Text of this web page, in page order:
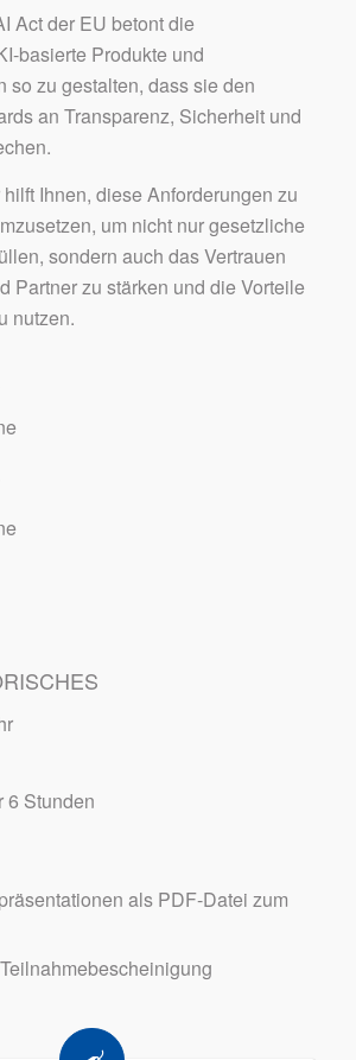
Act der EU betont die
basierte Produkte und
so zu gestalten, dass sie den
an Transparenz, Sicherheit und
Ihnen, diese Anforderungen zu
um nicht nur gesetzliche
sondern auch das Vertrauen
Partner zu stärken und die Vorteile
nutzen.
6 Stunden
als PDF-Datei zum